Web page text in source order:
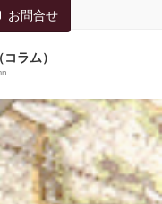
お問合せ
ラム）